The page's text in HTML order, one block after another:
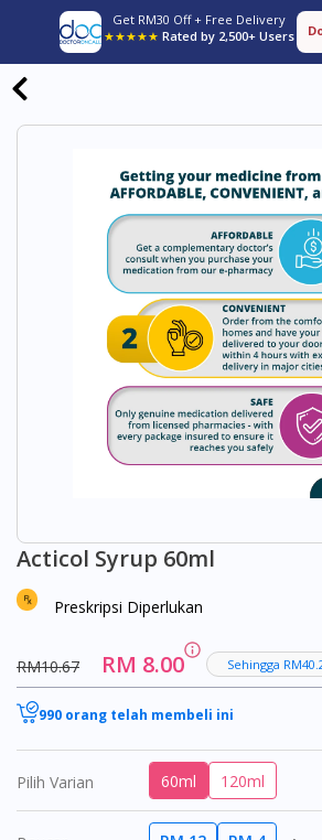
Get RM30 Off + Free Delivery
★★★★★ Rated by 2,500+ Users
Acticol Syrup 60ml
Preskripsi Diperlukan
RM10.67 RM 8.00 Sehingga
990 orang telah membeli ini
Pilih Varian 60ml 120ml